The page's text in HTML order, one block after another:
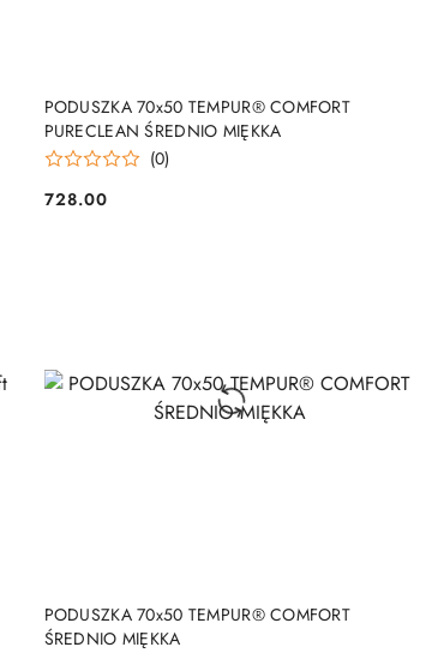
PODUSZKA 70x50 TEMPUR® COMFORT
PURECLEAN ŚREDNIO MIĘKKA
(0)
Cena:
728.00
DO KOSZYKA
PODUSZKA 70x50 TEMPUR® COMFORT
ŚREDNIO MIĘKKA
DO KOSZYKA